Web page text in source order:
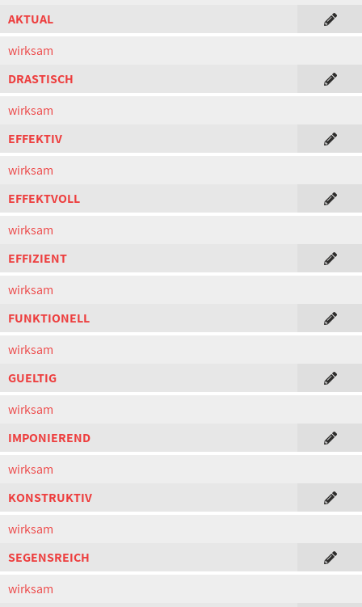
AKTUAL
wirksam
DRASTISCH
wirksam
EFFEKTIV
wirksam
EFFEKTVOLL
wirksam
EFFIZIENT
wirksam
FUNKTIONELL
wirksam
GUELTIG
wirksam
IMPONIEREND
wirksam
KONSTRUKTIV
wirksam
SEGENSREICH
wirksam